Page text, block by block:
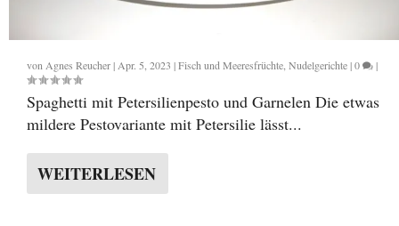
von Agnes Reucher| Apr. 5, 2023 |Fisch und Meeresfrüchte Nudelgerichte|0 |
Spaghetti mit Petersilienpesto und Garnelen Die etwas
mildere Pestovariante mit Petersilie lässt...
WEITERLESEN